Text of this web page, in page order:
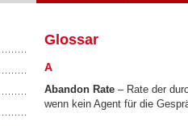
Glossar
A
Abandon Rate – Rate der
wenn kein Agent für die